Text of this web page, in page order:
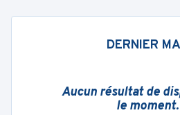
DERNIER
Aucun résultat de
le